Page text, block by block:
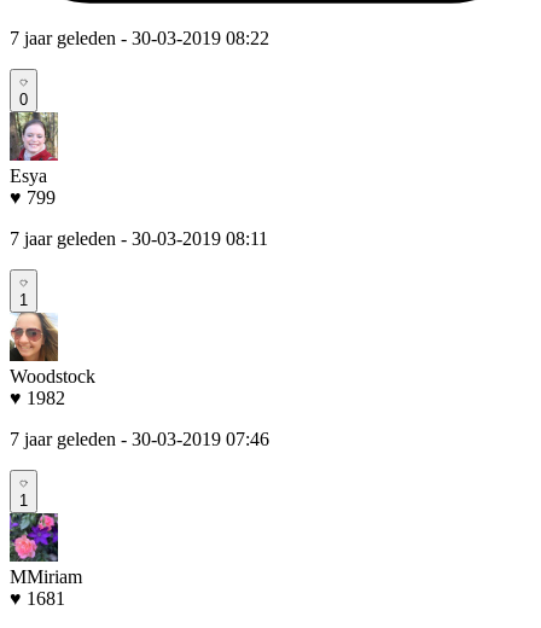
7 jaar geleden - 30-03-2019 08:22
0
Esya
♥ 799
7 jaar geleden - 30-03-2019 08:11
1
Woodstock
♥ 1982
7 jaar geleden - 30-03-2019 07:46
1
MMiriam
♥ 1681